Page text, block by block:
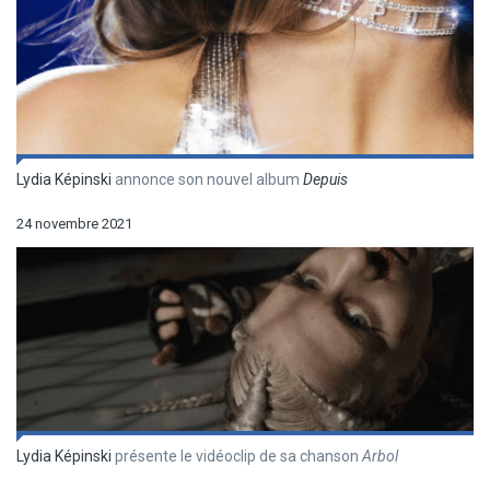
Lydia Képinski annonce son nouvel album Depuis
24 novembre 2021
Lydia Képinski présente le vidéoclip de sa chanson Arbol